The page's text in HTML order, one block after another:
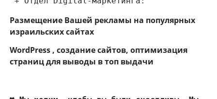
Размещение Вашей рекламы на популярных
израильских сайтах
WordPress , создание сайтов, оптимизация
страниц для выводы в топ выдачи